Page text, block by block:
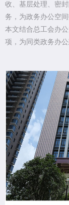
收、基层处理、密
务，为政务办公空
本文结合总工会办
项，为同类政务办